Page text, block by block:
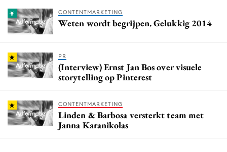
CONTENTMARKETING
Weten wordt begrijpen. Gelukkig 2014
PR
(Interview) Ernst Jan Bos over visuele
storytelling op Pinterest
CONTENTMARKETING
Linden & Barbosa versterkt team met
Janna Karanikolas